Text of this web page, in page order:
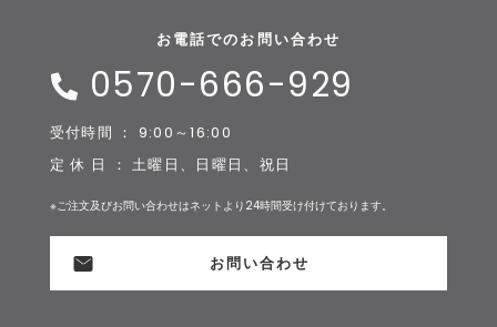
お電話でのお問い合わせ
0570-666-929
受付時間 ： 9:00～16:00
定 休 日 ： 土曜日、日曜日、祝日
※ご注文及びお問い合わせはネットより24時間受け付けております。
お問い合わせ